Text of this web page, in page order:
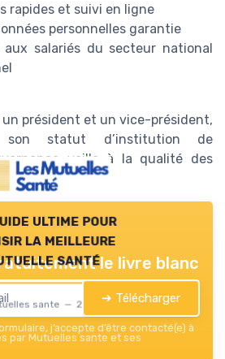
rapides et suivi en ligne
personnelles garantie
aux salariés du secteur national
président et un vice-président,
son statut d’institution de
veille à la qualité des
des assurés.
ultime pour
la meilleure
santé
sante — 2026
le livre blanc
➔ Télécharger
j’accepte d’être contacté(e) à
par Mutuelles sante et ses